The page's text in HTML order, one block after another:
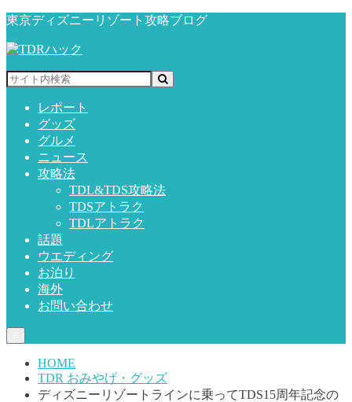
東京ディズニーリゾート攻略ブログ
レポート
グッズ
グルメ
ニュース
攻略法
TDL&TDS攻略法
TDSアトラク
TDLアトラク
話題
ウエディング
お泊り
海外
お問い合わせ
HOME
TDR おみやげ・グッズ
ディズニーリゾートラインに乗ってTDS15周年記念の